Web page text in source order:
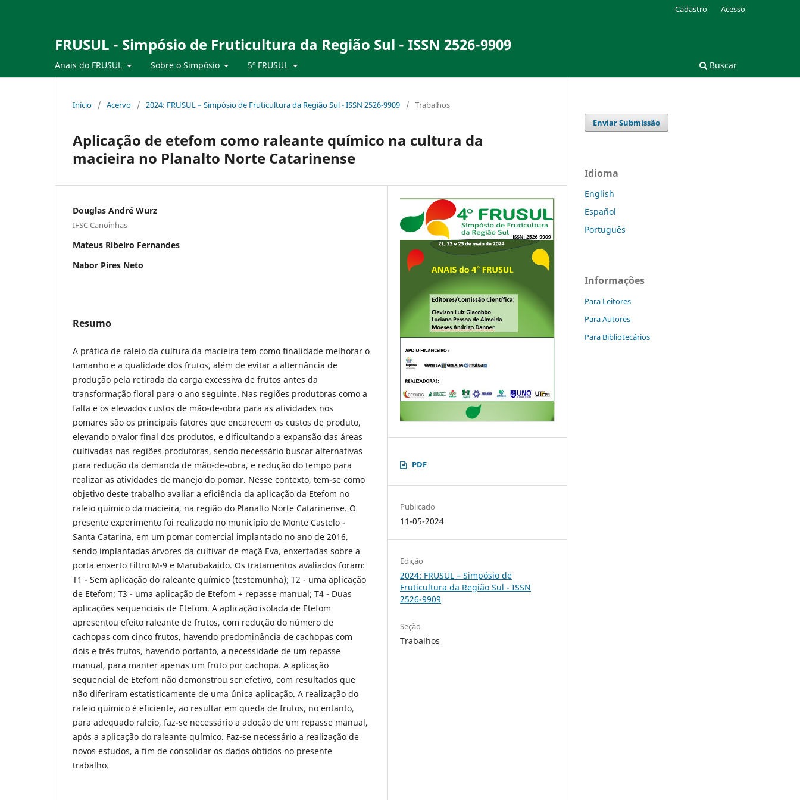
FRUSUL - Simpósio de Fruticultura da Região Sul - ISSN 2526-9909
Anais do FRUSUL Sobre o Simpósio 5º FRUSUL Buscar
Cadastro Acesso
Início / Acervo / 2024: FRUSUL – Simpósio de Fruticultura da Região Sul - ISSN 2526-9909 / Trabalhos
Aplicação de etefom como raleante químico na cultura da
macieira no Planalto Norte Catarinense
Douglas André Wurz
IFSC Canoinhas
Mateus Ribeiro Fernandes
Nabor Pires Neto
Resumo
A prática de raleio da cultura da macieira tem como finalidade melhorar o
tamanho e a qualidade dos frutos, além de evitar a alternância de
produção pela retirada da carga excessiva de frutos antes da
transformação floral para o ano seguinte. Nas regiões produtoras como a
falta e os elevados custos de mão-de-obra para as atividades nos
pomares são os principais fatores que encarecem os custos de produto,
elevando o valor final dos produtos, e dificultando a expansão das áreas
cultivadas nas regiões produtoras, sendo necessário buscar alternativas
para redução da demanda de mão-de-obra, e redução do tempo para
realizar as atividades de manejo do pomar. Nesse contexto, tem-se como
objetivo deste trabalho avaliar a eficiência da aplicação da Etefom no
raleio químico da macieira, na região do Planalto Norte Catarinense. O
presente experimento foi realizado no município de Monte Castelo -
Santa Catarina, em um pomar comercial implantado no ano de 2016,
sendo implantadas árvores da cultivar de maçã Eva, enxertadas sobre a
porta enxerto Filtro M-9 e Marubakaido. Os tratamentos avaliados foram:
T1 - Sem aplicação do raleante químico (testemunha); T2 - uma aplicação
de Etefom; T3 - uma aplicação de Etefom + repasse manual; T4 - Duas
aplicações sequenciais de Etefom. A aplicação isolada de Etefom
apresentou efeito raleante de frutos, com redução do número de
cachopas com cinco frutos, havendo predominância de cachopas com
dois e três frutos, havendo portanto, a necessidade de um repasse
manual, para manter apenas um fruto por cachopa. A aplicação
sequencial de Etefom não demonstrou ser efetivo, com resultados que
não diferiram estatisticamente de uma única aplicação. A realização do
raleio químico é eficiente, ao resultar em queda de frutos, no entanto,
para adequado raleio, faz-se necessário a adoção de um repasse manual,
após a aplicação do raleante químico. Faz-se necessário a realização de
novos estudos, a fim de consolidar os dados obtidos no presente
trabalho.
PDF
Publicado
11-05-2024
Edição
2024: FRUSUL – Simpósio de
Fruticultura da Região Sul - ISSN
2526-9909
Seção
Trabalhos
Enviar Submissão
Idioma
English
Español
Português
Informações
Para Leitores
Para Autores
Para Bibliotecários